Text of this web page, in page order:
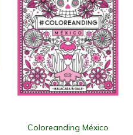
Coloreanding México